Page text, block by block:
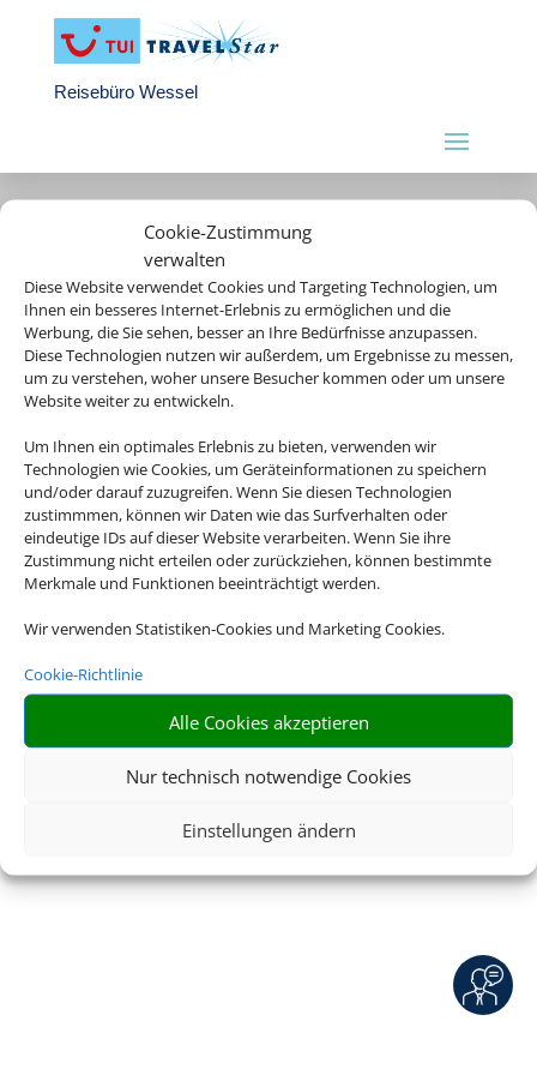
Cookie-Zustimmung
verwalten
Diese Website verwendet Cookies und Targeting Technologien, um
Ihnen ein besseres Internet-Erlebnis zu ermöglichen und die
Werbung, die Sie sehen, besser an Ihre Bedürfnisse anzupassen.
Diese Technologien nutzen wir außerdem, um Ergebnisse zu messen,
um zu verstehen, woher unsere Besucher kommen oder um unsere
Website weiter zu entwickeln.
Um Ihnen ein optimales Erlebnis zu bieten, verwenden wir
Technologien wie Cookies, um Geräteinformationen zu speichern
und/oder darauf zuzugreifen. Wenn Sie diesen Technologien
zustimmmen, können wir Daten wie das Surfverhalten oder
eindeutige IDs auf dieser Website verarbeiten. Wenn Sie ihre
Zustimmung nicht erteilen oder zurückziehen, können bestimmte
Merkmale und Funktionen beeinträchtigt werden.
Wir verwenden Statistiken-Cookies und Marketing Cookies.
Cookie-Richtlinie
Alle Cookies akzeptieren
Nur technisch notwendige Cookies
Einstellungen ändern
Reisebüro Wessel
Rechtliche Informationen
Impressum|Datenschutzerklärung|Online Check-In
Service|Blacklisted Airlines|AGB|
Barrierefreiheitserklärung
© 2026 • Schmetterling